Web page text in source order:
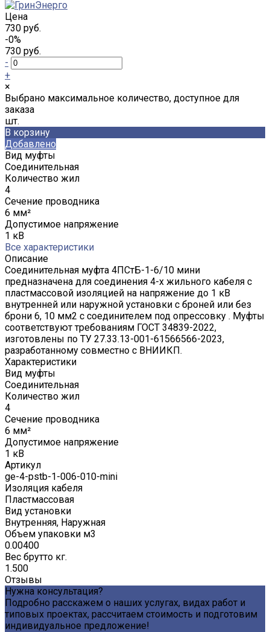
Цена
730 руб.
-0%
730 руб.
-
+
×
Выбрано максимальное количество, доступное для
заказа
шт.
В корзину
Добавлено
Вид муфты
Соединительная
Количество жил
4
Сечение проводника
6 мм²
Допустимое напряжение
1 кВ
Все характеристики
Описание
Соединительная муфта 4ПСтБ-1-6/10 мини
предназначена для соединения 4-х жильного кабеля с
пластмассовой изоляцией на напряжение до 1 кВ
внутренней или наружной установки с броней или без
брони 6, 10 мм2 с соединителем под опрессовку . Муфты
соответствуют требованиям ГОСТ 34839-2022,
изготовлены по ТУ 27.33.13-001-61566566-2023,
разработанному совместно с ВНИИКП.
Характеристики
Вид муфты
Соединительная
Количество жил
4
Сечение проводника
6 мм²
Допустимое напряжение
1 кВ
Артикул
ge-4-pstb-1-006-010-mini
Изоляция кабеля
Пластмассовая
Вид установки
Внутренняя, Наружная
Объем упаковки м3
0.00400
Вес брутто кг.
1.500
Отзывы
Нужна консультация?
Подробно расскажем о наших услугах, видах работ и
типовых проектах, рассчитаем стоимость и подготовим
индивидуальное предложение!